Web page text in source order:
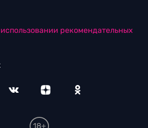
рекомендательных
18+